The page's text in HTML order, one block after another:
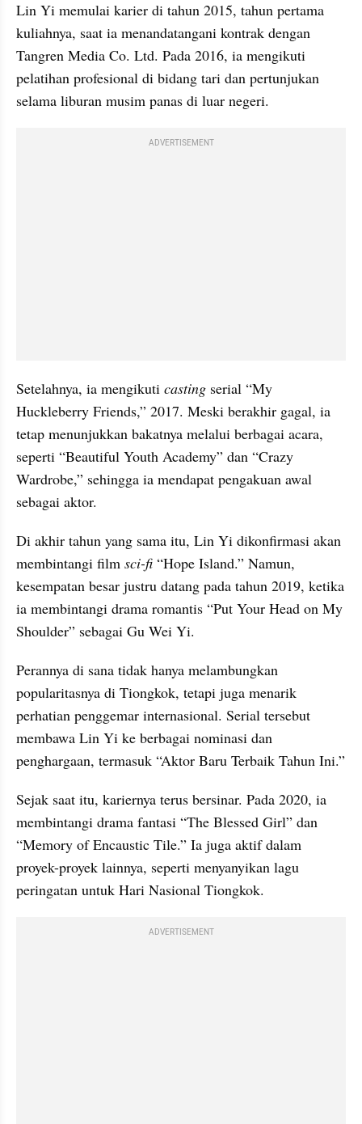
Lin Yi memulai karier di tahun 2015, tahun pertama
kuliahnya, saat ia menandatangani kontrak dengan
Tangren Media Co. Ltd. Pada 2016, ia mengikuti
pelatihan profesional di bidang tari dan pertunjukan
selama liburan musim panas di luar negeri.
ADVERTISEMENT
Setelahnya, ia mengikuti casting serial “My
Huckleberry Friends,” 2017. Meski berakhir gagal, ia
tetap menunjukkan bakatnya melalui berbagai acara,
seperti “Beautiful Youth Academy” dan “Crazy
Wardrobe,” sehingga ia mendapat pengakuan awal
sebagai aktor.
Di akhir tahun yang sama itu, Lin Yi dikonfirmasi akan
membintangi film sci-fi “Hope Island.” Namun,
kesempatan besar justru datang pada tahun 2019, ketika
ia membintangi drama romantis “Put Your Head on My
Shoulder” sebagai Gu Wei Yi.
Perannya di sana tidak hanya melambungkan
popularitasnya di Tiongkok, tetapi juga menarik
perhatian penggemar internasional. Serial tersebut
membawa Lin Yi ke berbagai nominasi dan
penghargaan, termasuk “Aktor Baru Terbaik Tahun Ini.”
Sejak saat itu, kariernya terus bersinar. Pada 2020, ia
membintangi drama fantasi “The Blessed Girl” dan
“Memory of Encaustic Tile.” Ia juga aktif dalam
proyek-proyek lainnya, seperti menyanyikan lagu
peringatan untuk Hari Nasional Tiongkok.
ADVERTISEMENT